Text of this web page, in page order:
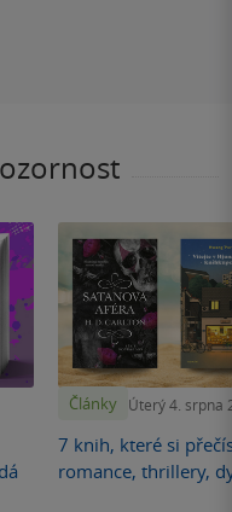
Články Úterý 4. srpna
7 knih, které si
romance, thrillery,